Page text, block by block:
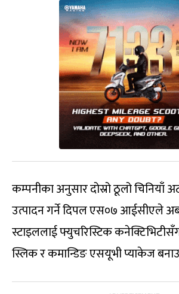
कम्पनीका अनुसार दोस्रो ठूलो चिनियाँ
उत्पादन गर्ने दिपल एस०७ आईसीएले
स्टाइललाई फ्युचरिस्टिक
स्लिक र कमान्डिङ एसयूभी प्याकेज